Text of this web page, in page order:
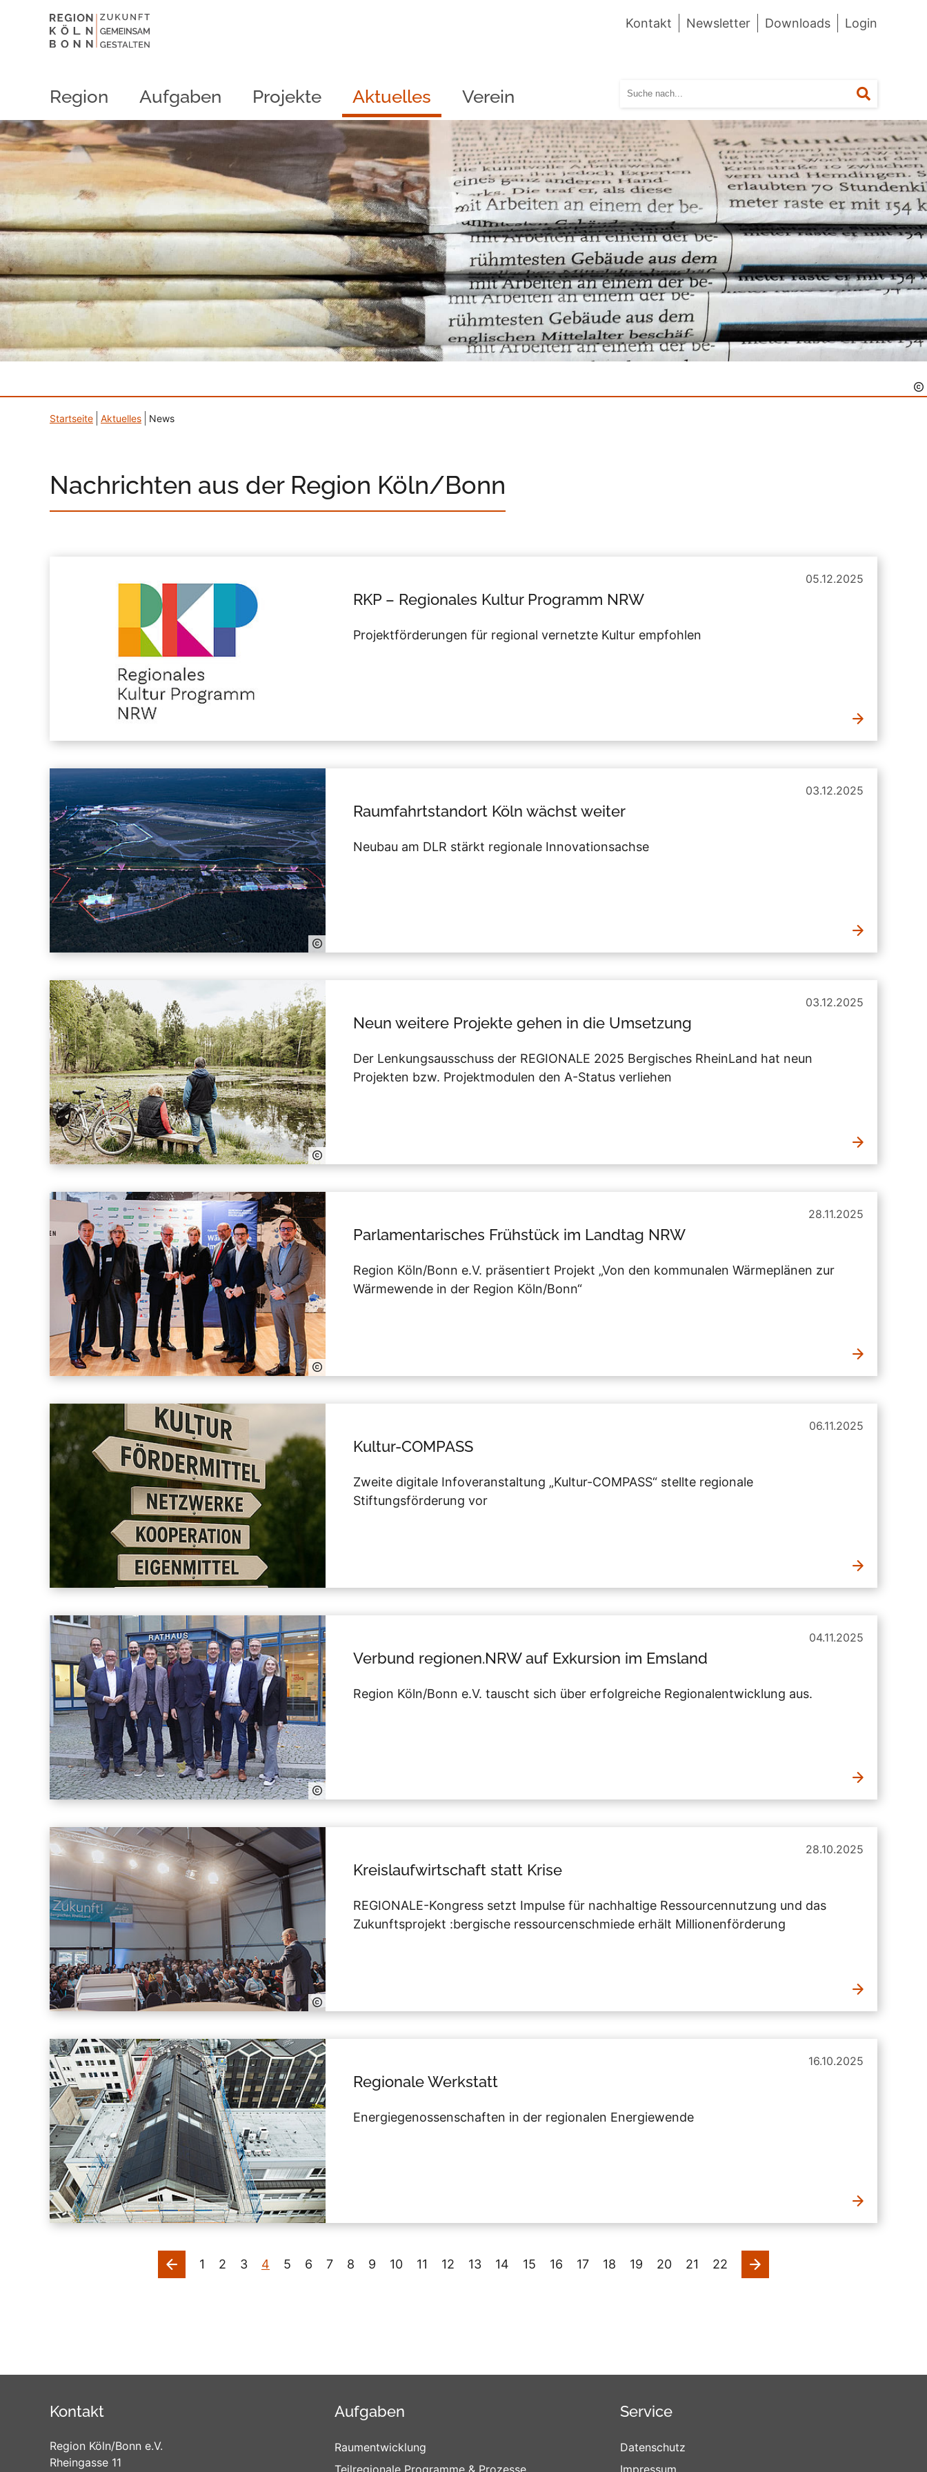
Kontakt Newsletter Downloads Login
Region Aufgaben Projekte Aktuelles Verein Suchen
Startseite Aktuelles News
Nachrichten aus der Region Köln/Bonn
05.12.2025
RKP – Regionales Kultur Programm NRW
Projektförderungen für regional vernetzte Kultur empfohlen
03.12.2025
Raumfahrtstandort Köln wächst weiter
Neubau am DLR stärkt regionale Innovationsachse
03.12.2025
Neun weitere Projekte gehen in die Umsetzung
Der Lenkungsausschuss der REGIONALE 2025 Bergisches RheinLand hat neun
Projekten bzw. Projektmodulen den A-Status verliehen
28.11.2025
Parlamentarisches Frühstück im Landtag NRW
Region Köln/Bonn e.V. präsentiert Projekt „Von den kommunalen Wärmeplänen zur
Wärmewende in der Region Köln/Bonn“
06.11.2025
Kultur-COMPASS
Zweite digitale Infoveranstaltung „Kultur-COMPASS“ stellte regionale
Stiftungsförderung vor
04.11.2025
Verbund regionen.NRW auf Exkursion im Emsland
Region Köln/Bonn e.V. tauscht sich über erfolgreiche Regionalentwicklung aus.
28.10.2025
Kreislaufwirtschaft statt Krise
REGIONALE-Kongress setzt Impulse für nachhaltige Ressourcennutzung und das
Zukunftsprojekt :bergische ressourcenschmiede erhält Millionenförderung
16.10.2025
Regionale Werkstatt
Energiegenossenschaften in der regionalen Energiewende
vorherige
1 2 3 4 5 6 7 8 9 10 11 12 13 14 15 16 17 18 19 20 21 22 nächste
Kontakt
Region Köln/Bonn e.V.
Rheingasse 11
Aufgaben
Raumentwicklung
Teilregionale Programme & Prozesse
Service
Datenschutz
Impressum